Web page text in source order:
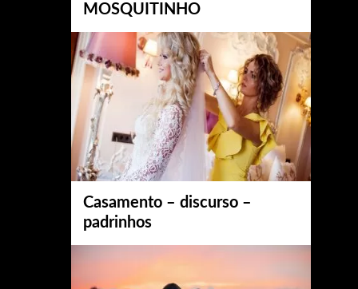
MOSQUITINHO
Casamento – discurso –
padrinhos